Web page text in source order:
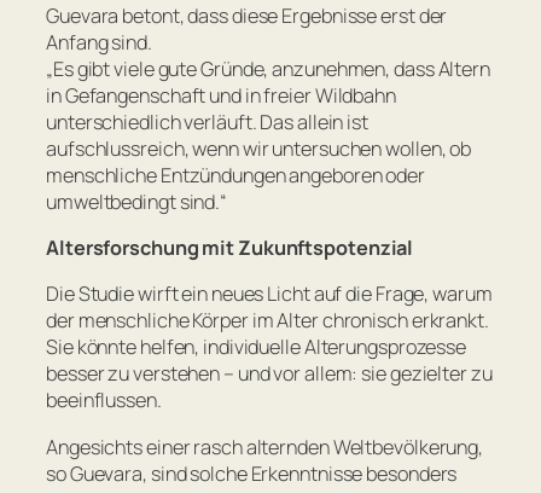
Guevara betont, dass diese Ergebnisse erst der
Anfang sind.
„Es gibt viele gute Gründe, anzunehmen, dass Altern
in Gefangenschaft und in freier Wildbahn
unterschiedlich verläuft. Das allein ist
aufschlussreich, wenn wir untersuchen wollen, ob
menschliche Entzündungen angeboren oder
umweltbedingt sind.“
Altersforschung mit Zukunftspotenzial
Die Studie wirft ein neues Licht auf die Frage, warum
der menschliche Körper im Alter chronisch erkrankt.
Sie könnte helfen, individuelle Alterungsprozesse
besser zu verstehen – und vor allem: sie gezielter zu
beeinflussen.
Angesichts einer rasch alternden Weltbevölkerung,
so Guevara, sind solche Erkenntnisse besonders